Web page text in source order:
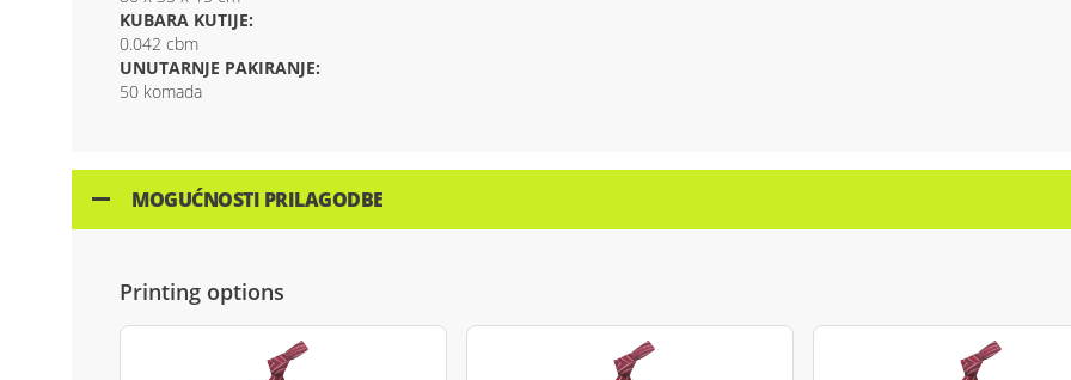
KUBARA KUTIJE:
0.042 cbm
UNUTARNJE PAKIRANJE:
50 komada
MOGUĆNOSTI PRILAGODBE
Printing options